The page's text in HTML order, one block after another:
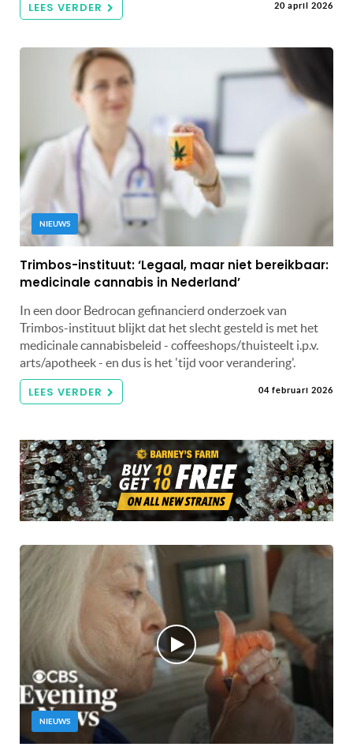
LEES VERDER 20 april 2026
NIEUWS
Trimbos-instituut: ‘Legaal, maar niet bereikbaar:
medicinale cannabis in Nederland’
In een door Bedrocan gefinancierd onderzoek van
Trimbos-instituut blijkt dat het slecht gesteld is met het
medicinale cannabisbeleid - coffeeshops/thuisteelt i.p.v.
arts/apotheek - en dus is het 'tijd voor verandering'.
LEES VERDER 04 februari 2026
NIEUWS